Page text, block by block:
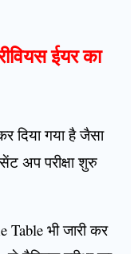
ईयर का
दिया गया है जैसा
अप परीक्षा शुरु
Table भी जारी कर